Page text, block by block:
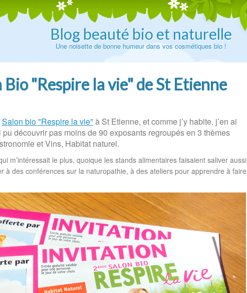
Blog beauté bio et naturelle
Une noisette de bonne humeur dans vos cosmétiques bio !
"Respire la vie" de St Etienne
Salon bio "Respire la vie" à St Etienne, et comme j’y habite, j’en ai
pu découvrir pas moins de 90 exposants regroupés en 3 thèmes
et Vins, Habitat naturel.
m’intéressait le plus, quoique les stands alimentaires faisaient saliver aussi
à des conférences sur la naturopathie, à des ateliers pour apprendre à faire